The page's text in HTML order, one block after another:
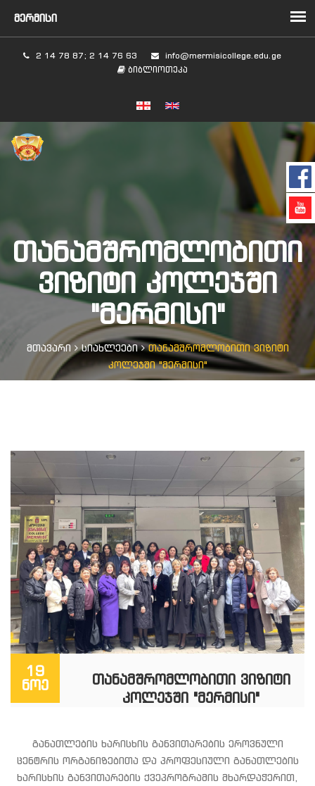
2 14 78 87; 2 14 76 63
info@mermisicollege.edu.ge
ბიბლიოთეკა
ᲗᲐᲜᲐᲛᲨᲠᲝᲛᲚᲝᲑᲘᲗᲘ
ᲕᲘᲖᲘᲢᲘ ᲙᲝᲚᲔᲯᲨᲘ
"ᲛᲔᲠᲛᲘᲡᲘ"
მთავარი სიახლეები თანამშრომლობითი ვიზიტი
კოლეჯში "მერმისი"
19
ნოე
ᲗᲐᲜᲐᲛᲨᲠᲝᲛᲚᲝᲑᲘᲗᲘ ᲕᲘᲖᲘᲢᲘ
ᲙᲝᲚᲔᲯᲨᲘ "ᲛᲔᲠᲛᲘᲡᲘ"
განათლების ხარისხის განვითარების ეროვნული
ცენტრის ორგანიზებითა და პროფესიული განათლების
ხარისხის განვითარების ქვეპროგრამის მხარდაჭერით,